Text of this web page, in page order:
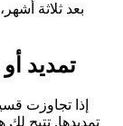
بعد ثلاثة أشهر،
تمديد
إذا تجاوزت
تمديدها. تتيح